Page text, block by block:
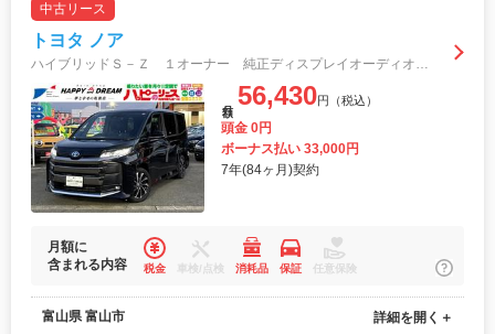
中古リース
トヨタ ノア
ハイブリッドＳ－Ｚ １オーナー 純正ディスプレイオーディオ 全方位カメラ スマートキー 衝突軽減ブレーキ 電動スライドドア オートライト シートヒーター ＡＣＣ ステアリングスイッチ フォグライト 純正ＡＷ ＥＴＣ２．０
56,430円（税込）
頭金 0円
ボーナス払い 33,000円
7年(84ヶ月)契約
月額に
含まれる内容
税金 車検/点検 消耗品 保証 任意保険
富山県 富山市
詳細を開く＋